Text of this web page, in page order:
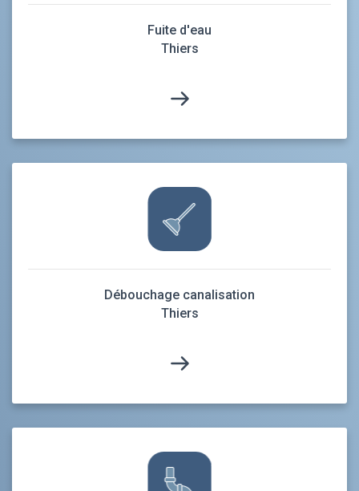
Fuite d'eau
Thiers
Débouchage canalisation
Thiers